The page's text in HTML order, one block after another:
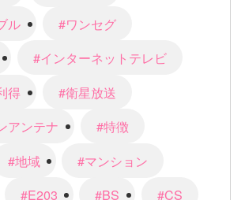
ル
#ワンセグ
#インターネットテレビ
得
#衛星放送
アンテナ
#特徴
#地域
#マンション
#E203 #BS
#CS